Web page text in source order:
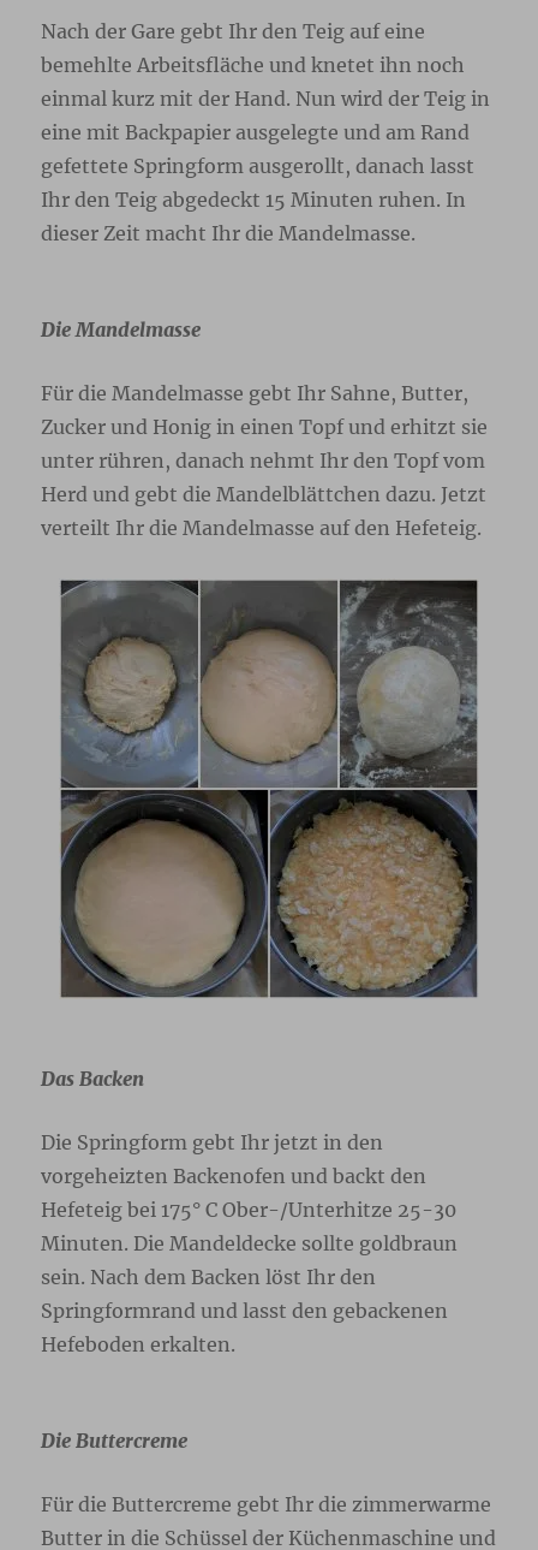
Nach der Gare gebt Ihr den Teig auf eine
bemehlte Arbeitsfläche und knetet ihn noch
einmal kurz mit der Hand. Nun wird der Teig in
eine mit Backpapier ausgelegte und am Rand
gefettete Springform ausgerollt, danach lasst
Ihr den Teig abgedeckt 15 Minuten ruhen. In
dieser Zeit macht Ihr die Mandelmasse.
Die Mandelmasse
Für die Mandelmasse gebt Ihr Sahne, Butter,
Zucker und Honig in einen Topf und erhitzt sie
unter rühren, danach nehmt Ihr den Topf vom
Herd und gebt die Mandelblättchen dazu. Jetzt
verteilt Ihr die Mandelmasse auf den Hefeteig.
Das Backen
Die Springform gebt Ihr jetzt in den
vorgeheizten Backenofen und backt den
Hefeteig bei 175° C Ober-/Unterhitze 25-30
Minuten. Die Mandeldecke sollte goldbraun
sein. Nach dem Backen löst Ihr den
Springformrand und lasst den gebackenen
Hefeboden erkalten.
Die Buttercreme
Für die Buttercreme gebt Ihr die zimmerwarme
Butter in die Schüssel der Küchenmaschine und